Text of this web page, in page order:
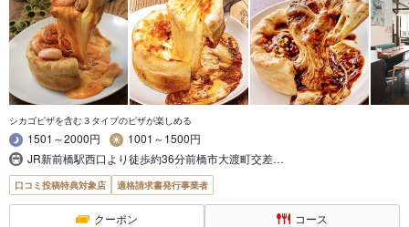
シカゴピザを含む３タイプのピザが楽しめる
1501～2000円
1001～1500円
JR新前橋駅西口より徒歩約36分前橋市大渡町交差…
口コミ投稿特典対象店 適格請求書発行事業者
クーポン コース